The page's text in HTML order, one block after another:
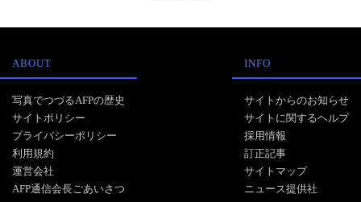
ABOUT
写真でつづるAFPの歴史
サイトポリシー
プライバシーポリシー
利用規約
運営会社
AFP通信会長ごあいさつ
INFO
サイトからのお知らせ
サイトに関するヘルプ
採用情報
訂正記事
サイトマップ
ニュース提供社